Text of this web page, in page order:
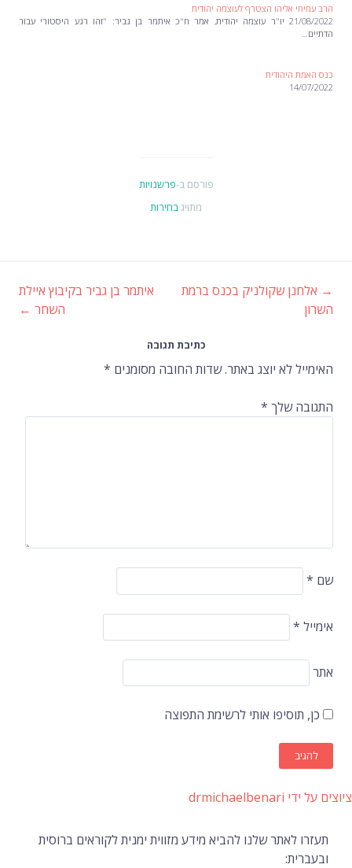
הרב עמיחי אליהו הצטרף לעוצמה יהודית
21/08/2022 יו"ר עוצמה יהודית, אמר ח"כ איתמר בן גביר: "זהו רגע היסטורי עבור
הדתיים…
כנס האמת היהודית
14/07/2022
פורסם ב-פרשנויות
מתויגבחירות
ניווט
ברשומות
→ אלחנן שקולניק בכנס ברמת
השרון
איתמר בן גביר בקיבוץ איילת
השחר ←
כתיבת תגובה
האימייל לא יוצג באתר.שדות החובה מסומנים *
התגובה שלך *
שם *
אימייל *
אתר
כן, תוסיפו אותי לרשימת התפוצה
ציוצים על ידי drmichaelbenari
תעזרו לאתר שלנו להביא מידע מזווית ימנית לקוראים ברוסית
ובעברית: